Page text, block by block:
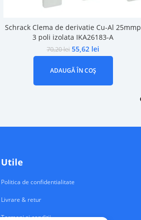
Schrack Clema de derivatie Cu-Al 25mmp
3 poli izolata IKA26183-A
70,20lei 55,62 lei
ADAUGĂ ÎN COȘ
Utile
Politica de confidentialitate
Livrare & retur
Termeni si conditii